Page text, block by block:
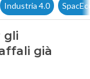
Industria 4.0
gli
già